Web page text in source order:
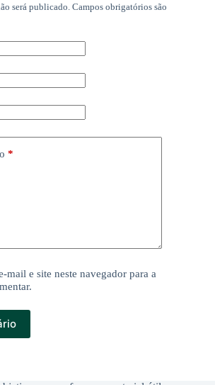
será publicado. Campos obrigatórios são
*
mail e site neste navegador para a